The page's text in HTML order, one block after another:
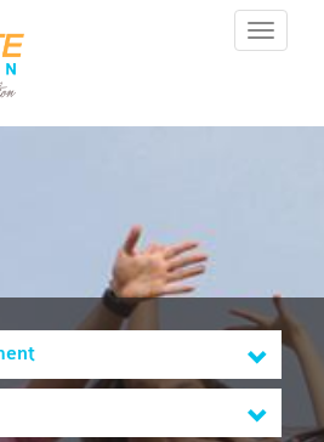
Menu